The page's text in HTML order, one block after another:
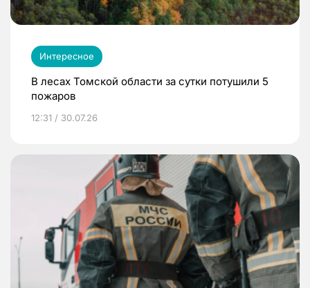
Интересное
В лесах Томской области за сутки потушили 5
пожаров
12:31 / 30.07.26